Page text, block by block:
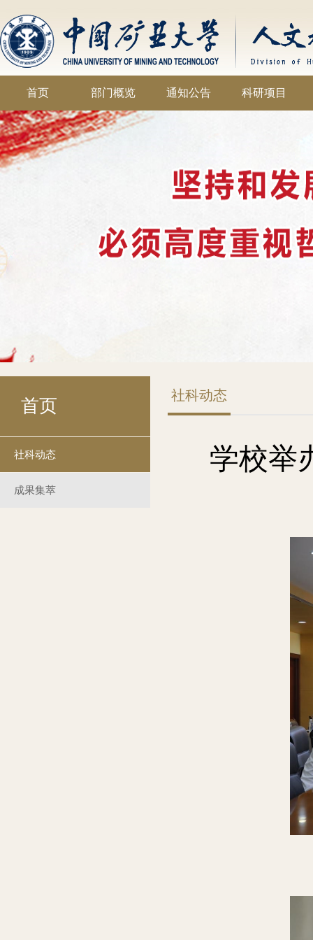
首页 部门概览 通知公告 科研项目
首页
社科动态
成果集萃
社科动态
学校举